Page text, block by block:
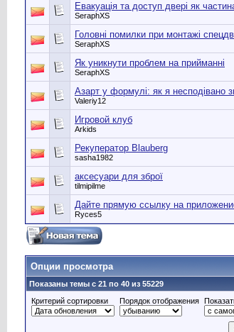
Евакуація та доступ двері як
SeraphXS
Головні помилки при монтажі
SeraphXS
Як уникнути проблем на прийманні
SeraphXS
Азарт у формулі: як я несподівано
Valeriy12
Игровой клуб
Arkids
Рекуператор Blauberg
sasha1982
аксесуари для зброї
tilmipilme
Дайте прямую ссылку на
Ryces5
Опции просмотра
Показаны темы с 21 по 40 из 55229
Критерий сортировки
Порядок отображения